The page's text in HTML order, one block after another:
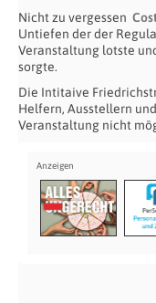
Nicht zu vergessen
Untiefen der der
Veranstaltung lotste
sorgte.
Die Intitaive
Helfern, Ausstellern
Veranstaltung nicht